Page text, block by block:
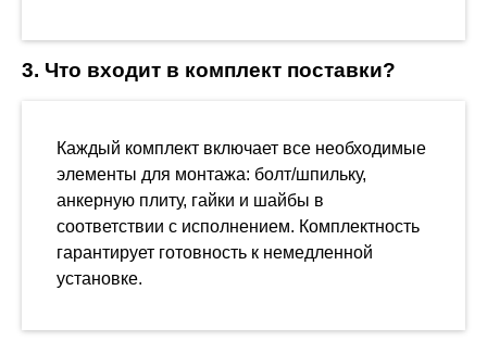
3. Что входит в комплект поставки?
Каждый комплект включает все необходимые
элементы для монтажа: болт/шпильку,
анкерную плиту, гайки и шайбы в
соответствии с исполнением. Комплектность
гарантирует готовность к немедленной
установке.